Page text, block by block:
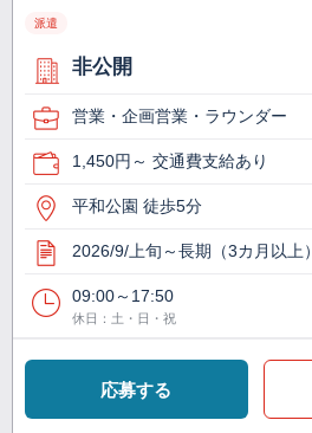
派遣
非公開
営業・企画営業・ラウンダー
1,450円～ 交通費支給あり
平和公園 徒歩5分
2026/9/上旬～長期（3カ月以上）
09:00～17:50
休日：土・日・祝
応募する